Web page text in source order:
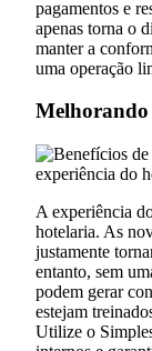
pagamentos e
apenas torna o
manter a
uma operação
Melhorando
A experiência
hotelaria. As
justamente
entanto, sem
podem gerar
estejam
Utilize o